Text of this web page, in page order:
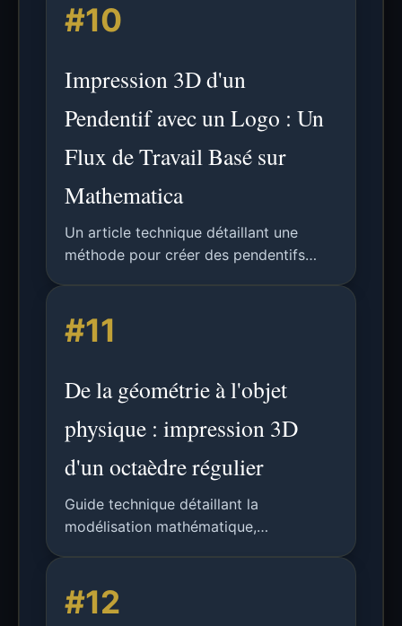
transformations et les considérations
pratiques de fabrication.
#10
Impression 3D d'un
Pendentif avec un Logo : Un
Flux de Travail Basé sur
Mathematica
Un article technique détaillant une
méthode pour créer des pendentifs
la génération de fichiers STL et
l'impression multi-matériaux.
#11
De la géométrie à l'objet
physique : impression 3D
d'un octaèdre régulier
Guide technique détaillant la
modélisation mathématique,
en 3D un octaèdre régulier
mathématiquement précis.
#12